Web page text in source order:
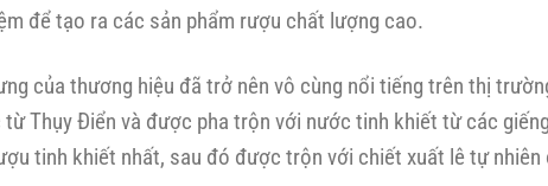
để tạo ra các sản phẩm rượu chất lượng cao.
của thương hiệu đã trở nên vô cùng nổi tiếng trên thị
Thụy Điển và được pha trộn với nước tinh khiết từ các
tinh khiết nhất, sau đó được trộn với chiết xuất lê tự